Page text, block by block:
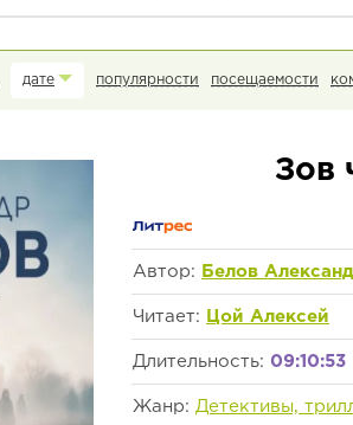
дате популярности посещаемости
Зов
Автор: Белов
Читает: Цой Алексей
Длительность: 09:10:53
Жанр: Детективы,